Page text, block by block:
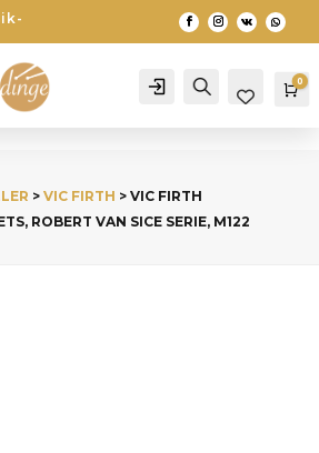
Account Search 0
> VIC FIRTH > VIC FIRTH
ROBERT VAN SICE SERIE, M122